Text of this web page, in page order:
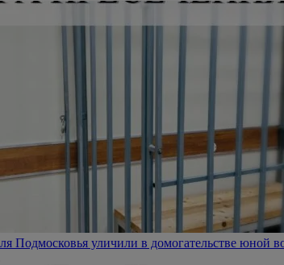
Подмосковья уличили в домогательстве юной